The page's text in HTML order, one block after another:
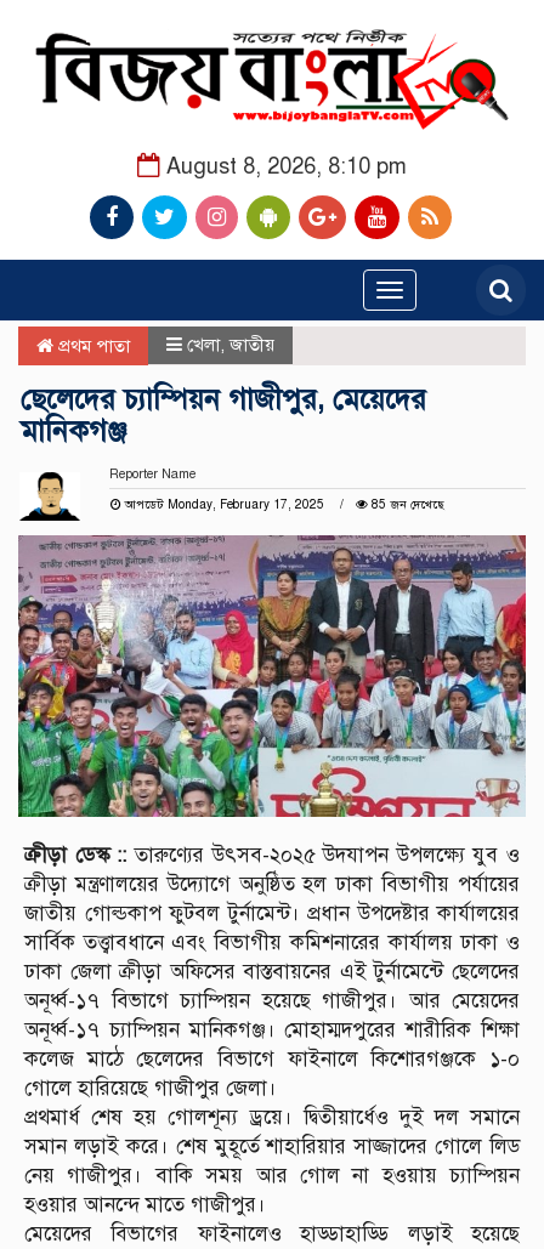
August 8, 2026, 8:10 pm
Toggle
navigation
প্রথম পাতা খেলা,জাতীয়
ছেলেদের চ্যাম্পিয়ন গাজীপুর, মেয়েদের
মানিকগঞ্জ
Reporter Name
আপডেট Monday, February 17, 2025
85 জন দেখেছে
ক্রীড়া ডেস্ক :: তারুণ্যের উৎসব-২০২৫ উদযাপন উপলক্ষ্যে যুব ও
ক্রীড়া মন্ত্রণালয়ের উদ্যোগে অনুষ্ঠিত হল ঢাকা বিভাগীয় পর্যায়ের
জাতীয় গোল্ডকাপ ফুটবল টুর্নামেন্ট। প্রধান উপদেষ্টার কার্যালয়ের
সার্বিক তত্ত্বাবধানে এবং বিভাগীয় কমিশনারের কার্যালয় ঢাকা ও
ঢাকা জেলা ক্রীড়া অফিসের বাস্তবায়নের এই টুর্নামেন্টে ছেলেদের
অনূর্ধ্ব-১৭ বিভাগে চ্যাম্পিয়ন হয়েছে গাজীপুর। আর মেয়েদের
অনূর্ধ্ব-১৭ চ্যাম্পিয়ন মানিকগঞ্জ। মোহাম্মদপুরের শারীরিক শিক্ষা
কলেজ মাঠে ছেলেদের বিভাগে ফাইনালে কিশোরগঞ্জকে ১-০
গোলে হারিয়েছে গাজীপুর জেলা।
প্রথমার্ধ শেষ হয় গোলশূন্য ড্রয়ে। দ্বিতীয়ার্ধেও দুই দল সমানে
সমান লড়াই করে। শেষ মুহূর্তে শাহারিয়ার সাজ্জাদের গোলে লিড
নেয় গাজীপুর। বাকি সময় আর গোল না হওয়ায় চ্যাম্পিয়ন
হওয়ার আনন্দে মাতে গাজীপুর।
মেয়েদের বিভাগের ফাইনালেও হাড্ডাহাড্ডি লড়াই হয়েছে